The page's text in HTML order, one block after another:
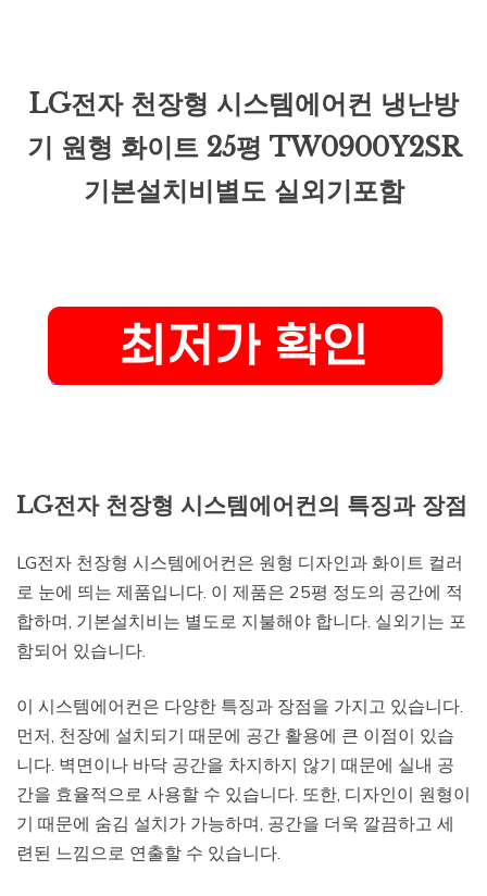
LG전자 천장형 시스템에어컨 냉난방
기 원형 화이트 25평 TW0900Y2SR
기본설치비별도 실외기포함
LG전자 천장형 시스템에어컨의 특징과 장점
LG전자 천장형 시스템에어컨은 원형 디자인과 화이트 컬러
로 눈에 띄는 제품입니다. 이 제품은 25평 정도의 공간에 적
합하며, 기본설치비는 별도로 지불해야 합니다. 실외기는 포
함되어 있습니다.
이 시스템에어컨은 다양한 특징과 장점을 가지고 있습니다.
먼저, 천장에 설치되기 때문에 공간 활용에 큰 이점이 있습
니다. 벽면이나 바닥 공간을 차지하지 않기 때문에 실내 공
간을 효율적으로 사용할 수 있습니다. 또한, 디자인이 원형이
기 때문에 숨김 설치가 가능하며, 공간을 더욱 깔끔하고 세
련된 느낌으로 연출할 수 있습니다.